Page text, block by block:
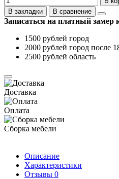
В закладки
В сравнение
Записаться на платный замер
1500 рублей город
2000 рублей город после
2500 рублей область
Доставка
Оплата
Сборка мебели
Описание
Характеристики
Отзывы 0